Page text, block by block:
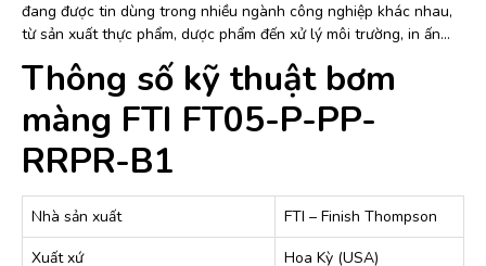
đang được tin dùng trong nhiều ngành công nghiệp khác nhau,
từ sản xuất thực phẩm, dược phẩm đến xử lý môi trường, in ấn…
Thông số kỹ thuật bơm
màng FTI FT05-P-PP-
RRPR-B1
Nhà sản xuất
FTI – Finish Thompson
Xuất xứ
Hoa Kỳ (USA)